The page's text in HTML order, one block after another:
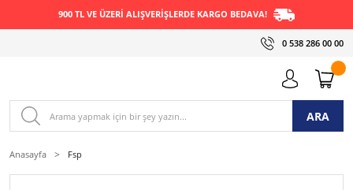
900 TL VE ÜZERİ ALIŞVERİŞLERDE KARGO BEDAVA!
0 538 286 00 00
ARA
Anasayfa Fsp